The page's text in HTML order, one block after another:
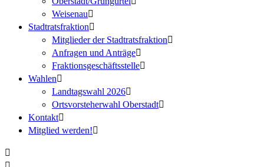
Weisenau
Stadtratsfraktion
Mitglieder der Stadtratsfraktion
Anfragen und Anträge
Fraktionsgeschäftsstelle
Wahlen
Landtagswahl 2026
Ortsvorsteherwahl Oberstadt
Kontakt
Mitglied werden!